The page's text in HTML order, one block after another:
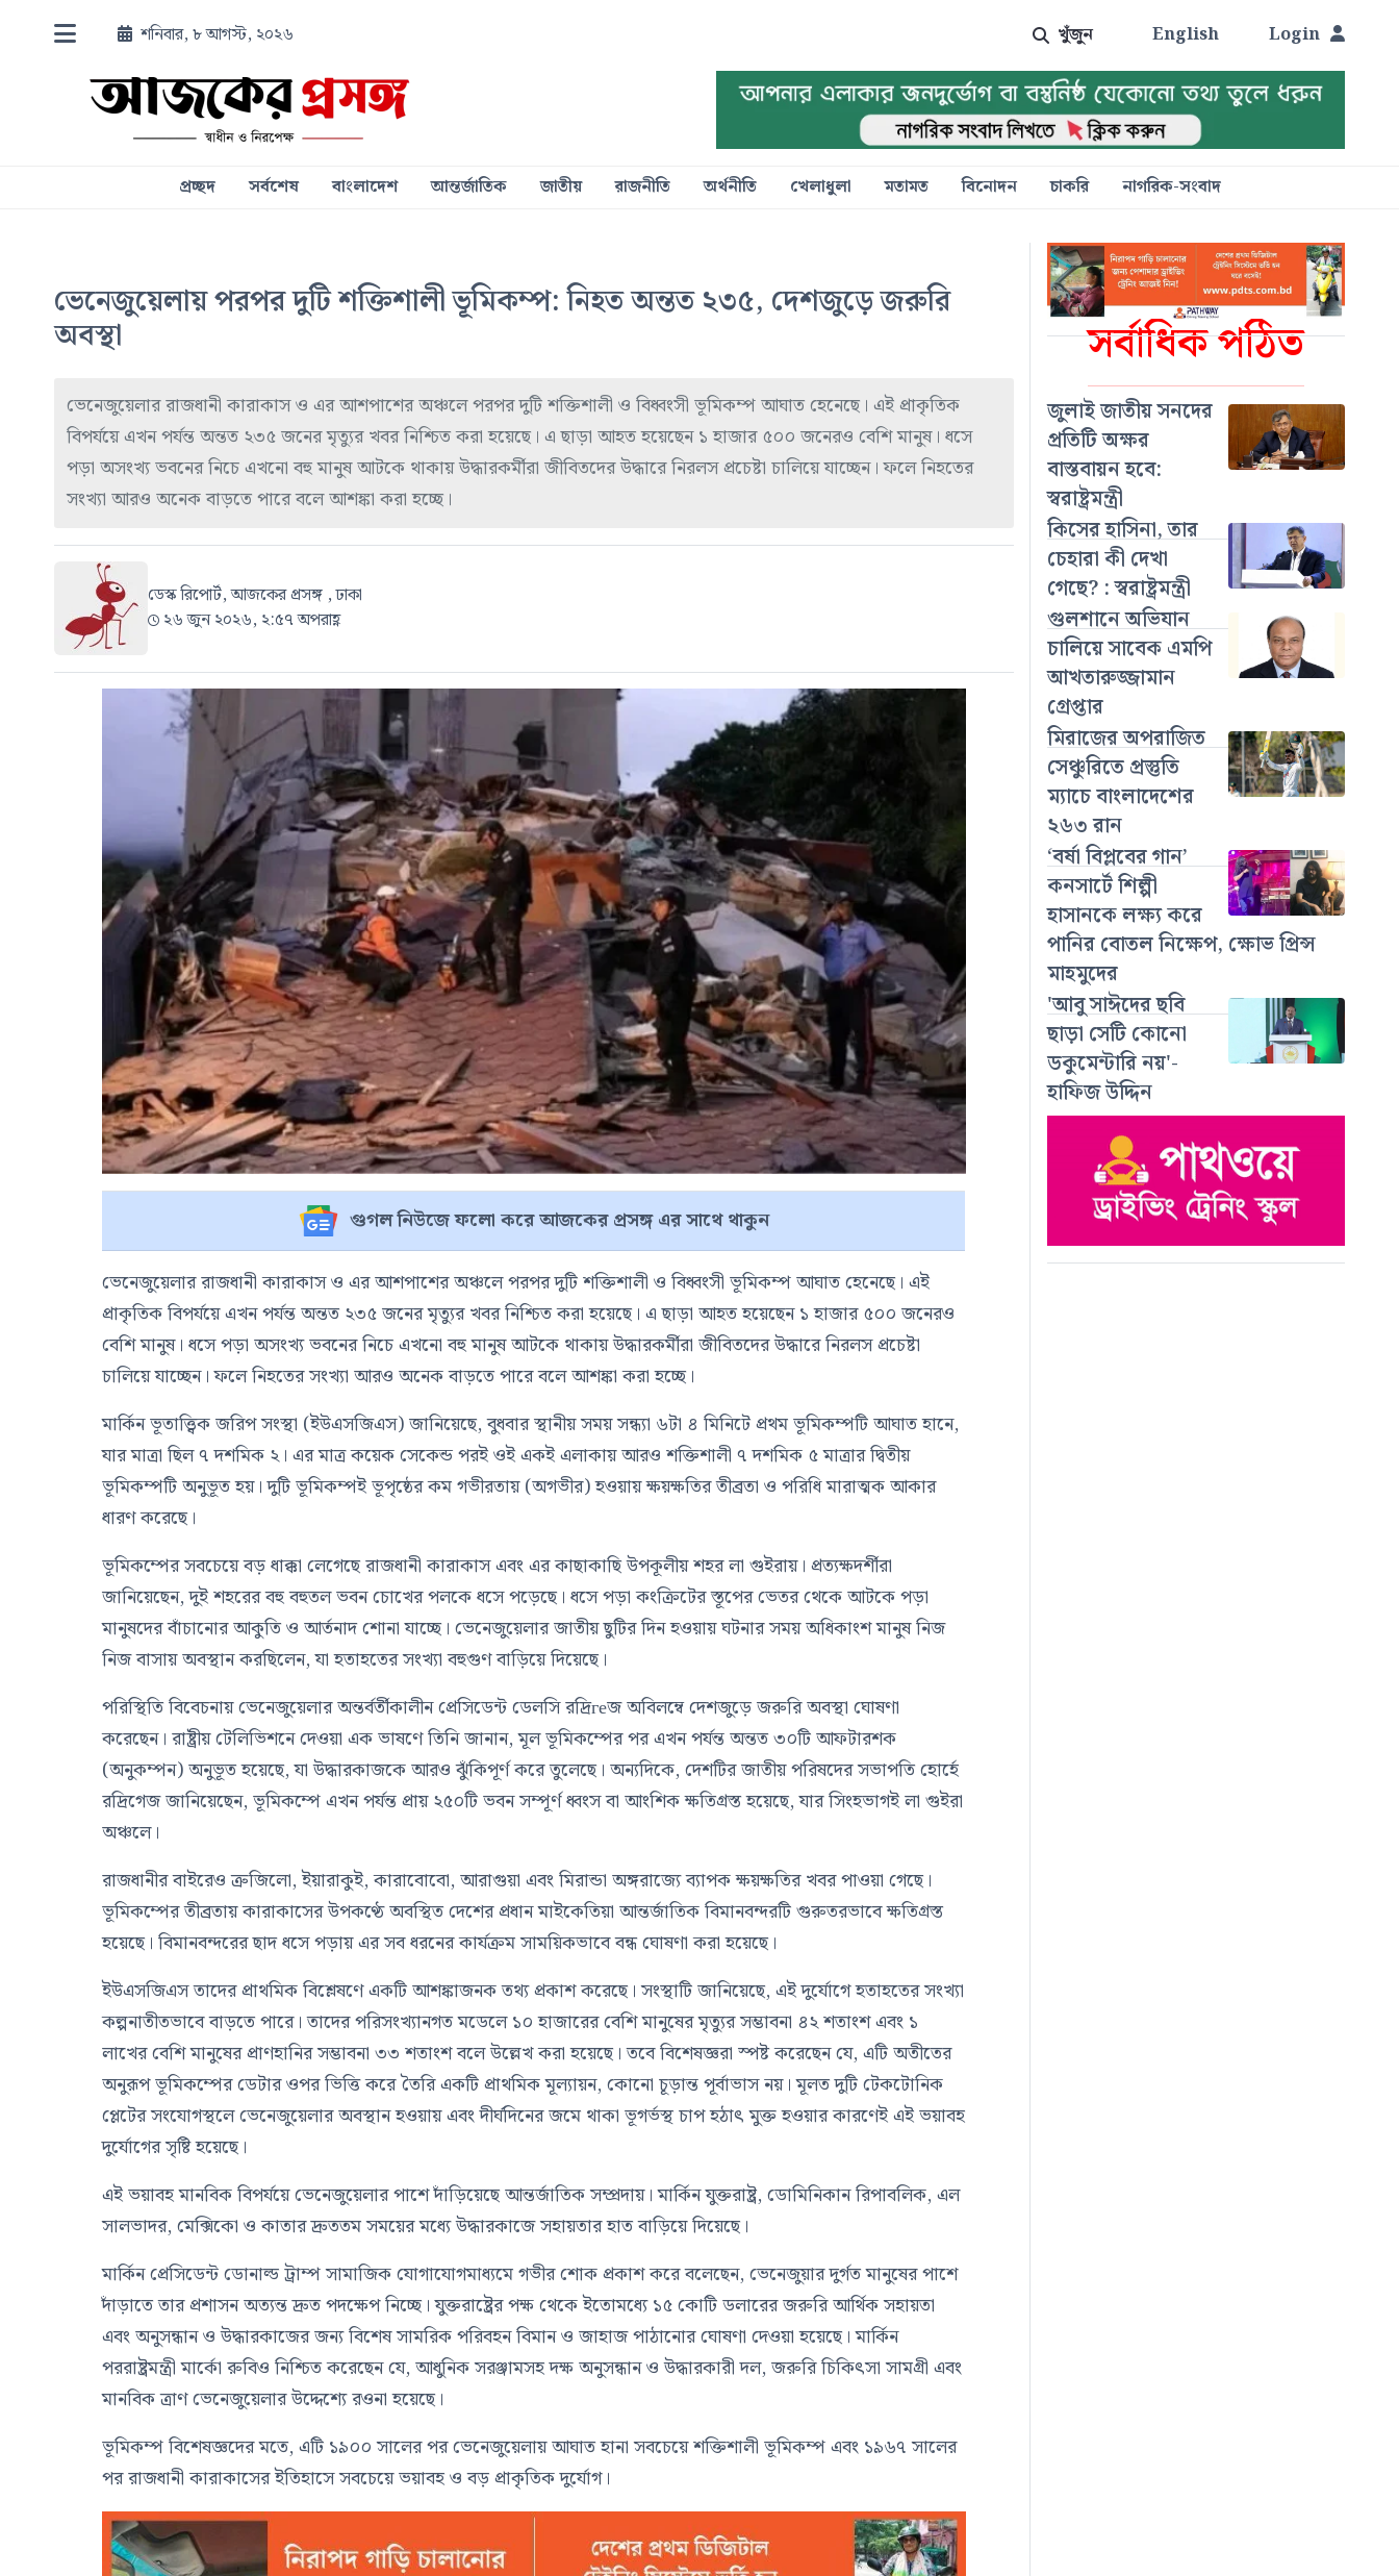
শনিবার, ৮ আগস্ট, ২০২৬ খুঁজুন English Login
প্রচ্ছদ সর্বশেষ বাংলাদেশ আন্তর্জাতিক জাতীয় রাজনীতি অর্থনীতি খেলাধুলা মতামত বিনোদন চাকরি নাগরিক-সংবাদ
সর্বাধিক পঠিত
জুলাই জাতীয় সনদের
প্রতিটি অক্ষর
বাস্তবায়ন হবে:
স্বরাষ্ট্রমন্ত্রী
কিসের হাসিনা, তার
চেহারা কী দেখা
গেছে? : স্বরাষ্ট্রমন্ত্রী
গুলশানে অভিযান
চালিয়ে সাবেক এমপি
আখতারুজ্জামান
গ্রেপ্তার
মিরাজের অপরাজিত
সেঞ্চুরিতে প্রস্তুতি
ম্যাচে বাংলাদেশের
২৬৩ রান
‘বর্ষা বিপ্লবের গান’
কনসার্টে শিল্পী
হাসানকে লক্ষ্য করে
পানির বোতল নিক্ষেপ, ক্ষোভ প্রিন্স
মাহমুদের
'আবু সাঈদের ছবি
ছাড়া সেটি কোনো
ডকুমেন্টারি নয়'-
হাফিজ উদ্দিন
ভেনেজুয়েলায় পরপর দুটি শক্তিশালী ভূমিকম্প: নিহত অন্তত ২৩৫, দেশজুড়ে জরুরি
অবস্থা
ভেনেজুয়েলার রাজধানী কারাকাস ও এর আশপাশের অঞ্চলে পরপর দুটি শক্তিশালী ও বিধ্বংসী ভূমিকম্প আঘাত হেনেছে। এই প্রাকৃতিক
বিপর্যয়ে এখন পর্যন্ত অন্তত ২৩৫ জনের মৃত্যুর খবর নিশ্চিত করা হয়েছে। এ ছাড়া আহত হয়েছেন ১ হাজার ৫০০ জনেরও বেশি মানুষ। ধসে
পড়া অসংখ্য ভবনের নিচে এখনো বহু মানুষ আটকে থাকায় উদ্ধারকর্মীরা জীবিতদের উদ্ধারে নিরলস প্রচেষ্টা চালিয়ে যাচ্ছেন। ফলে নিহতের
সংখ্যা আরও অনেক বাড়তে পারে বলে আশঙ্কা করা হচ্ছে।
ডেস্ক রিপোর্ট, আজকের প্রসঙ্গ , ঢাকা
২৬ জুন ২০২৬, ২:৫৭ অপরাহ্ণ
গুগল নিউজে ফলো করে আজকের প্রসঙ্গ এর সাথে থাকুন
ভেনেজুয়েলার রাজধানী কারাকাস ও এর আশপাশের অঞ্চলে পরপর দুটি শক্তিশালী ও বিধ্বংসী ভূমিকম্প আঘাত হেনেছে। এই
প্রাকৃতিক বিপর্যয়ে এখন পর্যন্ত অন্তত ২৩৫ জনের মৃত্যুর খবর নিশ্চিত করা হয়েছে। এ ছাড়া আহত হয়েছেন ১ হাজার ৫০০ জনেরও
বেশি মানুষ। ধসে পড়া অসংখ্য ভবনের নিচে এখনো বহু মানুষ আটকে থাকায় উদ্ধারকর্মীরা জীবিতদের উদ্ধারে নিরলস প্রচেষ্টা
চালিয়ে যাচ্ছেন। ফলে নিহতের সংখ্যা আরও অনেক বাড়তে পারে বলে আশঙ্কা করা হচ্ছে।
মার্কিন ভূতাত্ত্বিক জরিপ সংস্থা (ইউএসজিএস) জানিয়েছে, বুধবার স্থানীয় সময় সন্ধ্যা ৬টা ৪ মিনিটে প্রথম ভূমিকম্পটি আঘাত হানে,
যার মাত্রা ছিল ৭ দশমিক ২। এর মাত্র কয়েক সেকেন্ড পরই ওই একই এলাকায় আরও শক্তিশালী ৭ দশমিক ৫ মাত্রার দ্বিতীয়
ভূমিকম্পটি অনুভূত হয়। দুটি ভূমিকম্পই ভূপৃষ্ঠের কম গভীরতায় (অগভীর) হওয়ায় ক্ষয়ক্ষতির তীব্রতা ও পরিধি মারাত্মক আকার
ধারণ করেছে।
ভূমিকম্পের সবচেয়ে বড় ধাক্কা লেগেছে রাজধানী কারাকাস এবং এর কাছাকাছি উপকূলীয় শহর লা গুইরায়। প্রত্যক্ষদর্শীরা
জানিয়েছেন, দুই শহরের বহু বহুতল ভবন চোখের পলকে ধসে পড়েছে। ধসে পড়া কংক্রিটের স্তূপের ভেতর থেকে আটকে পড়া
মানুষদের বাঁচানোর আকুতি ও আর্তনাদ শোনা যাচ্ছে। ভেনেজুয়েলার জাতীয় ছুটির দিন হওয়ায় ঘটনার সময় অধিকাংশ মানুষ নিজ
নিজ বাসায় অবস্থান করছিলেন, যা হতাহতের সংখ্যা বহুগুণ বাড়িয়ে দিয়েছে।
পরিস্থিতি বিবেচনায় ভেনেজুয়েলার অন্তর্বর্তীকালীন প্রেসিডেন্ট ডেলসি রদ্রিгеজ অবিলম্বে দেশজুড়ে জরুরি অবস্থা ঘোষণা
করেছেন। রাষ্ট্রীয় টেলিভিশনে দেওয়া এক ভাষণে তিনি জানান, মূল ভূমিকম্পের পর এখন পর্যন্ত অন্তত ৩০টি আফটারশক
(অনুকম্পন) অনুভূত হয়েছে, যা উদ্ধারকাজকে আরও ঝুঁকিপূর্ণ করে তুলেছে। অন্যদিকে, দেশটির জাতীয় পরিষদের সভাপতি হোর্হে
রদ্রিগেজ জানিয়েছেন, ভূমিকম্পে এখন পর্যন্ত প্রায় ২৫০টি ভবন সম্পূর্ণ ধ্বংস বা আংশিক ক্ষতিগ্রস্ত হয়েছে, যার সিংহভাগই লা গুইরা
অঞ্চলে।
রাজধানীর বাইরেও ত্রুজিলো, ইয়ারাকুই, কারাবোবো, আরাগুয়া এবং মিরান্ডা অঙ্গরাজ্যে ব্যাপক ক্ষয়ক্ষতির খবর পাওয়া গেছে।
ভূমিকম্পের তীব্রতায় কারাকাসের উপকণ্ঠে অবস্থিত দেশের প্রধান মাইকেতিয়া আন্তর্জাতিক বিমানবন্দরটি গুরুতরভাবে ক্ষতিগ্রস্ত
হয়েছে। বিমানবন্দরের ছাদ ধসে পড়ায় এর সব ধরনের কার্যক্রম সাময়িকভাবে বন্ধ ঘোষণা করা হয়েছে।
ইউএসজিএস তাদের প্রাথমিক বিশ্লেষণে একটি আশঙ্কাজনক তথ্য প্রকাশ করেছে। সংস্থাটি জানিয়েছে, এই দুর্যোগে হতাহতের সংখ্যা
কল্পনাতীতভাবে বাড়তে পারে। তাদের পরিসংখ্যানগত মডেলে ১০ হাজারের বেশি মানুষের মৃত্যুর সম্ভাবনা ৪২ শতাংশ এবং ১
লাখের বেশি মানুষের প্রাণহানির সম্ভাবনা ৩৩ শতাংশ বলে উল্লেখ করা হয়েছে। তবে বিশেষজ্ঞরা স্পষ্ট করেছেন যে, এটি অতীতের
অনুরূপ ভূমিকম্পের ডেটার ওপর ভিত্তি করে তৈরি একটি প্রাথমিক মূল্যায়ন, কোনো চূড়ান্ত পূর্বাভাস নয়। মূলত দুটি টেকটোনিক
প্লেটের সংযোগস্থলে ভেনেজুয়েলার অবস্থান হওয়ায় এবং দীর্ঘদিনের জমে থাকা ভূগর্ভস্থ চাপ হঠাৎ মুক্ত হওয়ার কারণেই এই ভয়াবহ
দুর্যোগের সৃষ্টি হয়েছে।
এই ভয়াবহ মানবিক বিপর্যয়ে ভেনেজুয়েলার পাশে দাঁড়িয়েছে আন্তর্জাতিক সম্প্রদায়। মার্কিন যুক্তরাষ্ট্র, ডোমিনিকান রিপাবলিক, এল
সালভাদর, মেক্সিকো ও কাতার দ্রুততম সময়ের মধ্যে উদ্ধারকাজে সহায়তার হাত বাড়িয়ে দিয়েছে।
মার্কিন প্রেসিডেন্ট ডোনাল্ড ট্রাম্প সামাজিক যোগাযোগমাধ্যমে গভীর শোক প্রকাশ করে বলেছেন, ভেনেজুয়ার দুর্গত মানুষের পাশে
দাঁড়াতে তার প্রশাসন অত্যন্ত দ্রুত পদক্ষেপ নিচ্ছে। যুক্তরাষ্ট্রের পক্ষ থেকে ইতোমধ্যে ১৫ কোটি ডলারের জরুরি আর্থিক সহায়তা
এবং অনুসন্ধান ও উদ্ধারকাজের জন্য বিশেষ সামরিক পরিবহন বিমান ও জাহাজ পাঠানোর ঘোষণা দেওয়া হয়েছে। মার্কিন
পররাষ্ট্রমন্ত্রী মার্কো রুবিও নিশ্চিত করেছেন যে, আধুনিক সরঞ্জামসহ দক্ষ অনুসন্ধান ও উদ্ধারকারী দল, জরুরি চিকিৎসা সামগ্রী এবং
মানবিক ত্রাণ ভেনেজুয়েলার উদ্দেশ্যে রওনা হয়েছে।
ভূমিকম্প বিশেষজ্ঞদের মতে, এটি ১৯০০ সালের পর ভেনেজুয়েলায় আঘাত হানা সবচেয়ে শক্তিশালী ভূমিকম্প এবং ১৯৬৭ সালের
পর রাজধানী কারাকাসের ইতিহাসে সবচেয়ে ভয়াবহ ও বড় প্রাকৃতিক দুর্যোগ।